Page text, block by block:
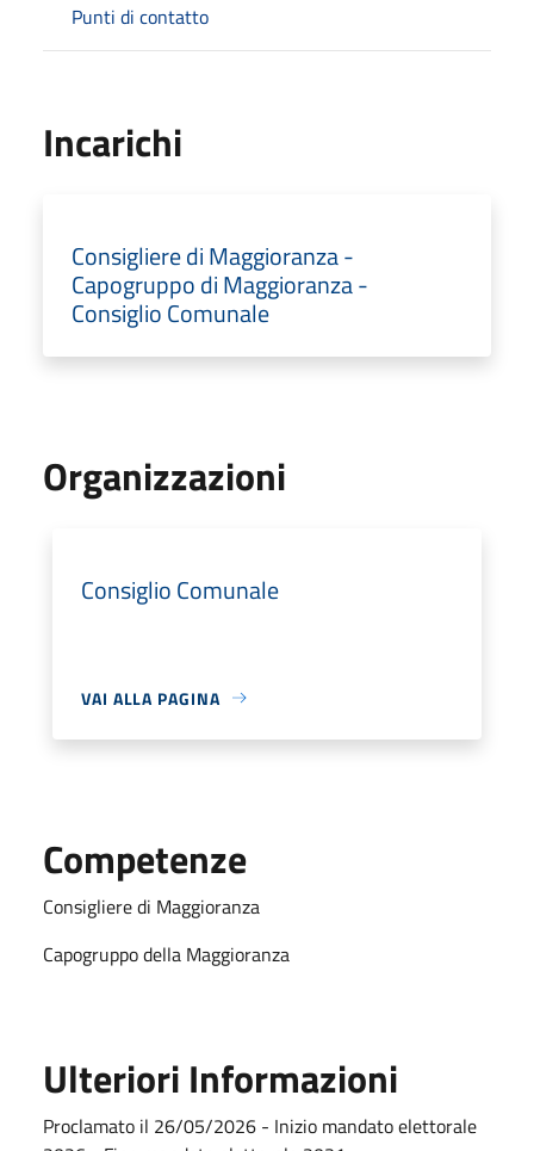
Punti di contatto
Incarichi
Consigliere di Maggioranza -
Capogruppo di Maggioranza -
Consiglio Comunale
Organizzazioni
Consiglio Comunale
VAI ALLA PAGINA
Competenze
Consigliere di Maggioranza
Capogruppo della Maggioranza
Ulteriori Informazioni
Proclamato il 26/05/2026 - Inizio mandato elettorale